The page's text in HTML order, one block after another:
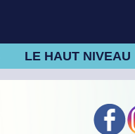
LE HAUT NIVEAU